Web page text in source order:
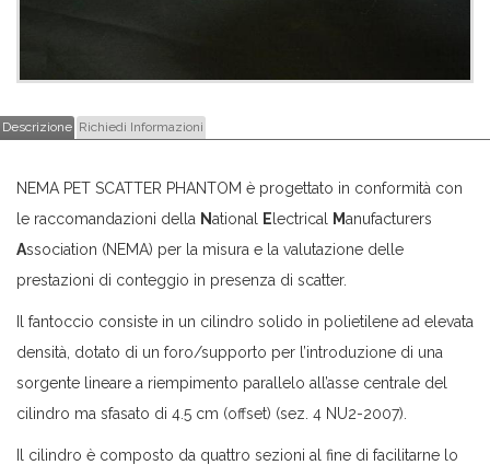
Descrizione Richiedi Informazioni
NEMA PET SCATTER PHANTOM è progettato in conformità con
le raccomandazioni della National E lectrical Manufacturers
Association (NEMA) per la misura e la valutazione delle
prestazioni di conteggio in presenza di scatter.
Il fantoccio consiste in un cilindro solido in polietilene ad elevata
densità, dotato di un foro/supporto per l’introduzione di una
sorgente lineare a riempimento parallelo all’asse centrale del
cilindro ma sfasato di 4.5 cm (offset) (sez. 4 NU2-2007).
Il cilindro è composto da quattro sezioni al fine di facilitarne lo